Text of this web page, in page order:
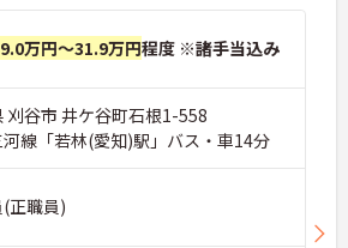
万円～31.9万円程度 ※諸手当込み
刈谷市 井ケ谷町石根1-558
線「若林(愛知)駅」バス・車14分
正職員)